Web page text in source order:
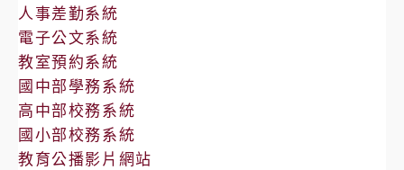
人事差勤系統
電子公文系統
教室預約系統
國中部學務系統
高中部校務系統
國小部校務系統
教育公播影片網站